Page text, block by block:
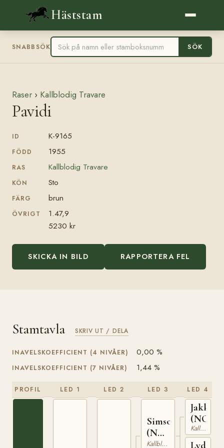
Häststam
SNABBSÖK SÖK
Raser › Kallblodig Travare
Pavidi
ID K-9165
FÖDD 1955
RAS Kallblodig Travare
KÖN Sto
FÄRG brun
ÖVRIGT
1.47,9
5230 kr
SKICKA IN BILD RAPPORTERA FEL
Stamtavla SKRIV UT / DELA
INAVELSKOEFFICIENT (4 NIVÅER) 0,00 %
INAVELSKOEFFICIENT (7 NIVÅER) 1,44 %
PROFIL LED 1 LED 2 LED 3
Simson
(NO)
T-67Kallblodig Travare
LED 4
Jakken
(NO)
Kallblodig Travare
Lydia